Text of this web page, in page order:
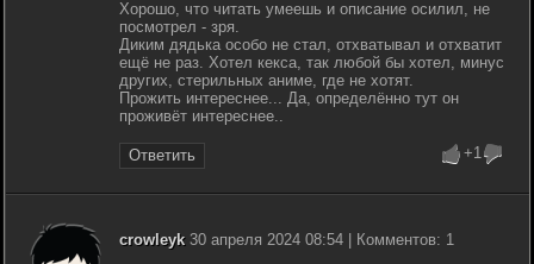
Хорошо, что читать умеешь и описание осилил, не
посмотрел - зря.
Диким дядька особо не стал, отхватывал и отхватит
ещё не раз. Хотел кекса, так любой бы хотел, минус
других, стерильных аниме, где не хотят.
Прожить интереснее... Да, определённо тут он
проживёт интереснее..
Ответить +1
crowleyk30 апреля 2024 08:54 | Комментов: 1